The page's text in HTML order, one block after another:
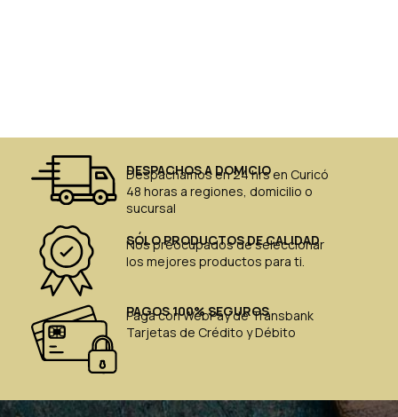
DESPACHOS A DOMICIO
Despachamos en 24 hrs en Curicó
48 horas a regiones, domicilio o
sucursal
SÓLO PRODUCTOS DE CALIDAD
Nos preocupados de seleccionar
los mejores productos para ti.
PAGOS 100% SEGUROS
Paga con WebPay de Transbank
Tarjetas de Crédito y Débito